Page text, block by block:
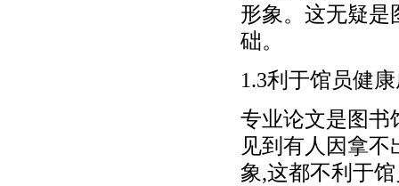
形象。这无疑是
础。
1.3利于馆员健
专业论文是图书
见到有人因拿
象,这都不利于